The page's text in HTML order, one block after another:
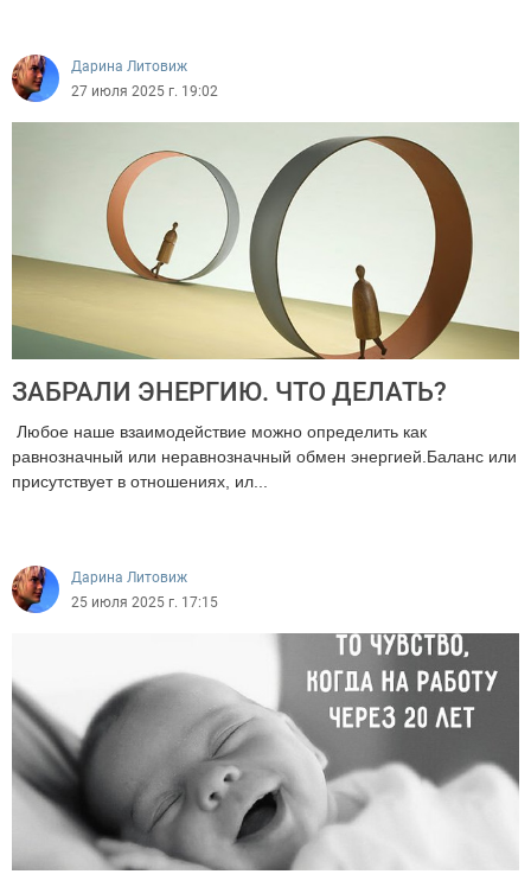
Дарина Литовиж
27 июля 2025 г. 19:02
ЗАБРАЛИ ЭНЕРГИЮ. ЧТО ДЕЛАТЬ?
Любое наше взаимодействие можно определить как
равнозначный или неравнозначный обмен энергией.Баланс или
присутствует в отношениях, ил...
Дарина Литовиж
25 июля 2025 г. 17:15